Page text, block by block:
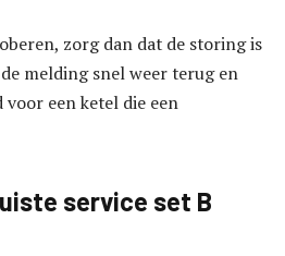
zorg dan dat de storing is
melding snel weer terug en
een ketel die een
service set B